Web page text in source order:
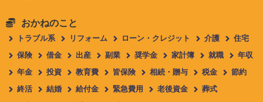
おかねのこと
トラブル系 リフォーム ローン・クレジット 介護 住宅
保険 借金 出産 副業 奨学金 家計簿 就職 年収
年金 投資 教育費 皆保険 相続・贈与 税金 節約
終活 結婚 給付金 緊急費用 老後資金 葬式